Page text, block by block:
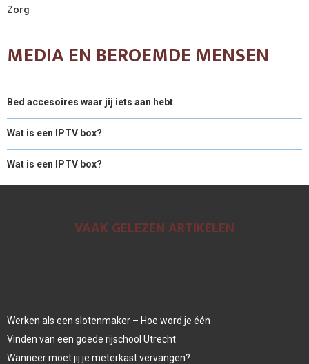
Zorg
MEDIA EN BEROEMDE MENSEN
Bed accesoires waar jij iets aan hebt
Wat is een IPTV box?
Wat is een IPTV box?
VAAK GELEZEN ARTIKELEN
Werken als een slotenmaker – Hoe word je één
Vinden van een goede rijschool Utrecht
Wanneer moet jij je meterkast vervangen?